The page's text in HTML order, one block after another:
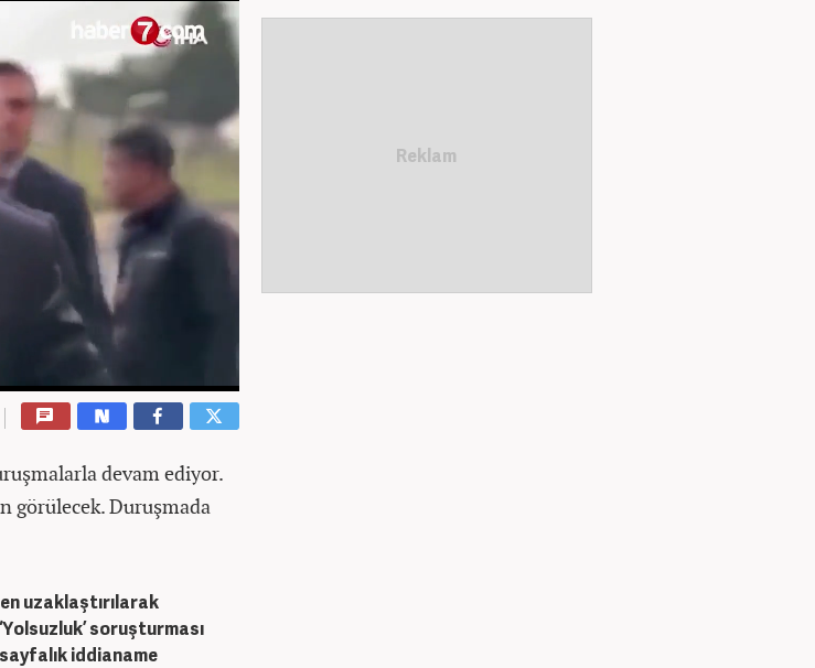
devam ediyor.
görülecek. Duruşmada
uzaklaştırılarak
soruşturması
iddianame